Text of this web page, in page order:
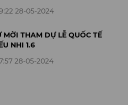
28-05-2024
MỜI THAM DỰ LỄ QUỐC TẾ
NHI 1.6
28-05-2024